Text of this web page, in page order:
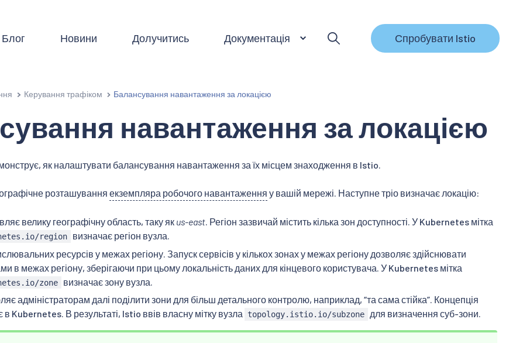
Блог Новини Долучитись Документація Спробувати Istio
Керування трафіком Балансування навантаження за локацією
навантаження за локацією
як налаштувати балансування навантаження за їх місцем знаходження в Istio.
розташування екземпляра робочого навантаження у вашій мережі. Наступне тріо визначає локацію:
велику географічну область, таку як us-east. Регіон зазвичай містить кілька зон доступності. У Kubernetes мітка
region
визначає регіон вузла.
ресурсів у межах регіону. Запуск сервісів у кількох зонах у межах регіону дозволяє здійснювати
в межах регіону, зберігаючи при цьому локальність даних для кінцевого користувача. У Kubernetes мітка
zone
визначає зону вузла.
адміністраторам далі поділити зони для більш детального контролю, наприклад, “та сама стійка”. Концепція
в Kubernetes. В результаті, Istio ввів власну мітку вузла
topology.istio.io/subzone для визначення суб-зони.